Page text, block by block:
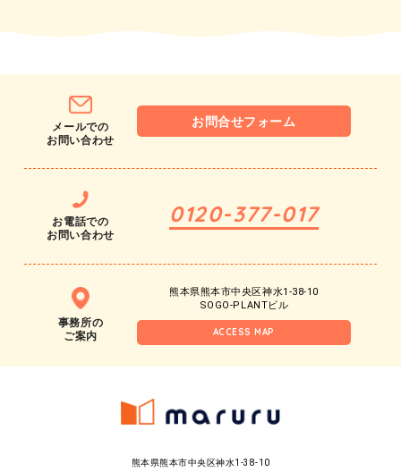
メールでの
お問い合わせ
お問合せフォーム
お電話での
お問い合わせ
0120-377-017
事務所の
ご案内
ACCESS MAP
熊本県熊本市中央区神水1-38-10
SOGO-PLANTビル
熊本県熊本市中央区神水1-38-10